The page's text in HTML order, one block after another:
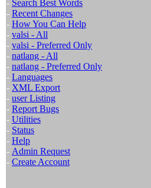
- Search Best Words
- Recent Changes
- How You Can Help
- valsi - All
- valsi - Preferred Only
- natlang - All
- natlang - Preferred Only
- Languages
- XML Export
- user Listing
- Report Bugs
- Utilities
- Status
- Help
- Admin Request
- Create Account